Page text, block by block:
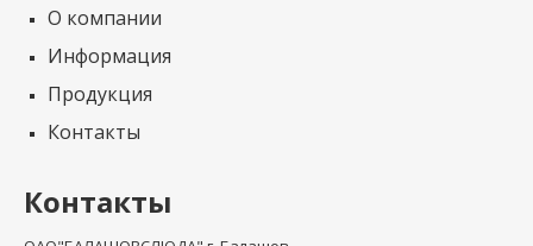
О компании
Информация
Продукция
Контакты
Контакты